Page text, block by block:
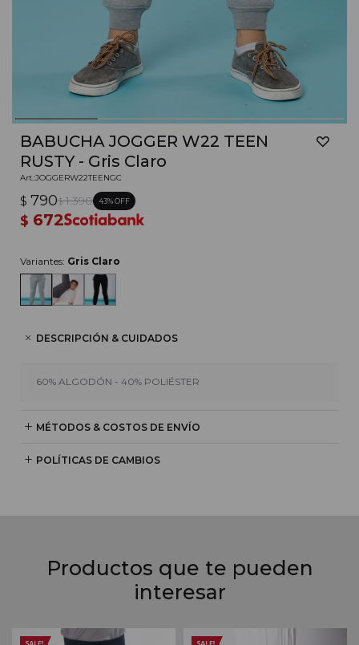
BABUCHA JOGGER W22 TEEN
RUSTY - Gris Claro
JOGGERW22TEENGC
$ 790$ 1.390 43
$ 672
Variantes: Gris Claro
DESCRIPCIÓN & CUIDADOS
60% ALGODÓN - 40% POLIÉSTER
MÉTODOS & COSTOS DE ENVÍO
POLÍTICAS DE CAMBIOS
Productos que te pueden
interesar